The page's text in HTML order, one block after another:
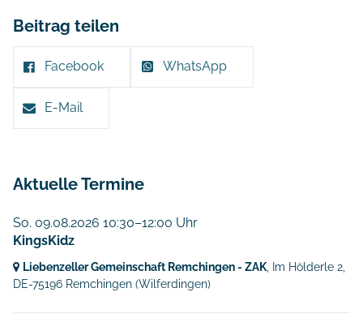
Beitrag teilen
Facebook WhatsApp
E-Mail
Aktuelle Termine
So. 09.08.2026 10:30–12:00 Uhr
KingsKidz
Liebenzeller Gemeinschaft Remchingen - ZAK , Im Hölderle 2,
DE-75196 Remchingen (Wilferdingen)